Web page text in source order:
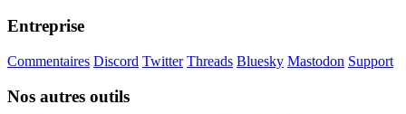
Entreprise
Commentaires Discord Twitter Threads Bluesky Mastodon Support
Nos autres outils